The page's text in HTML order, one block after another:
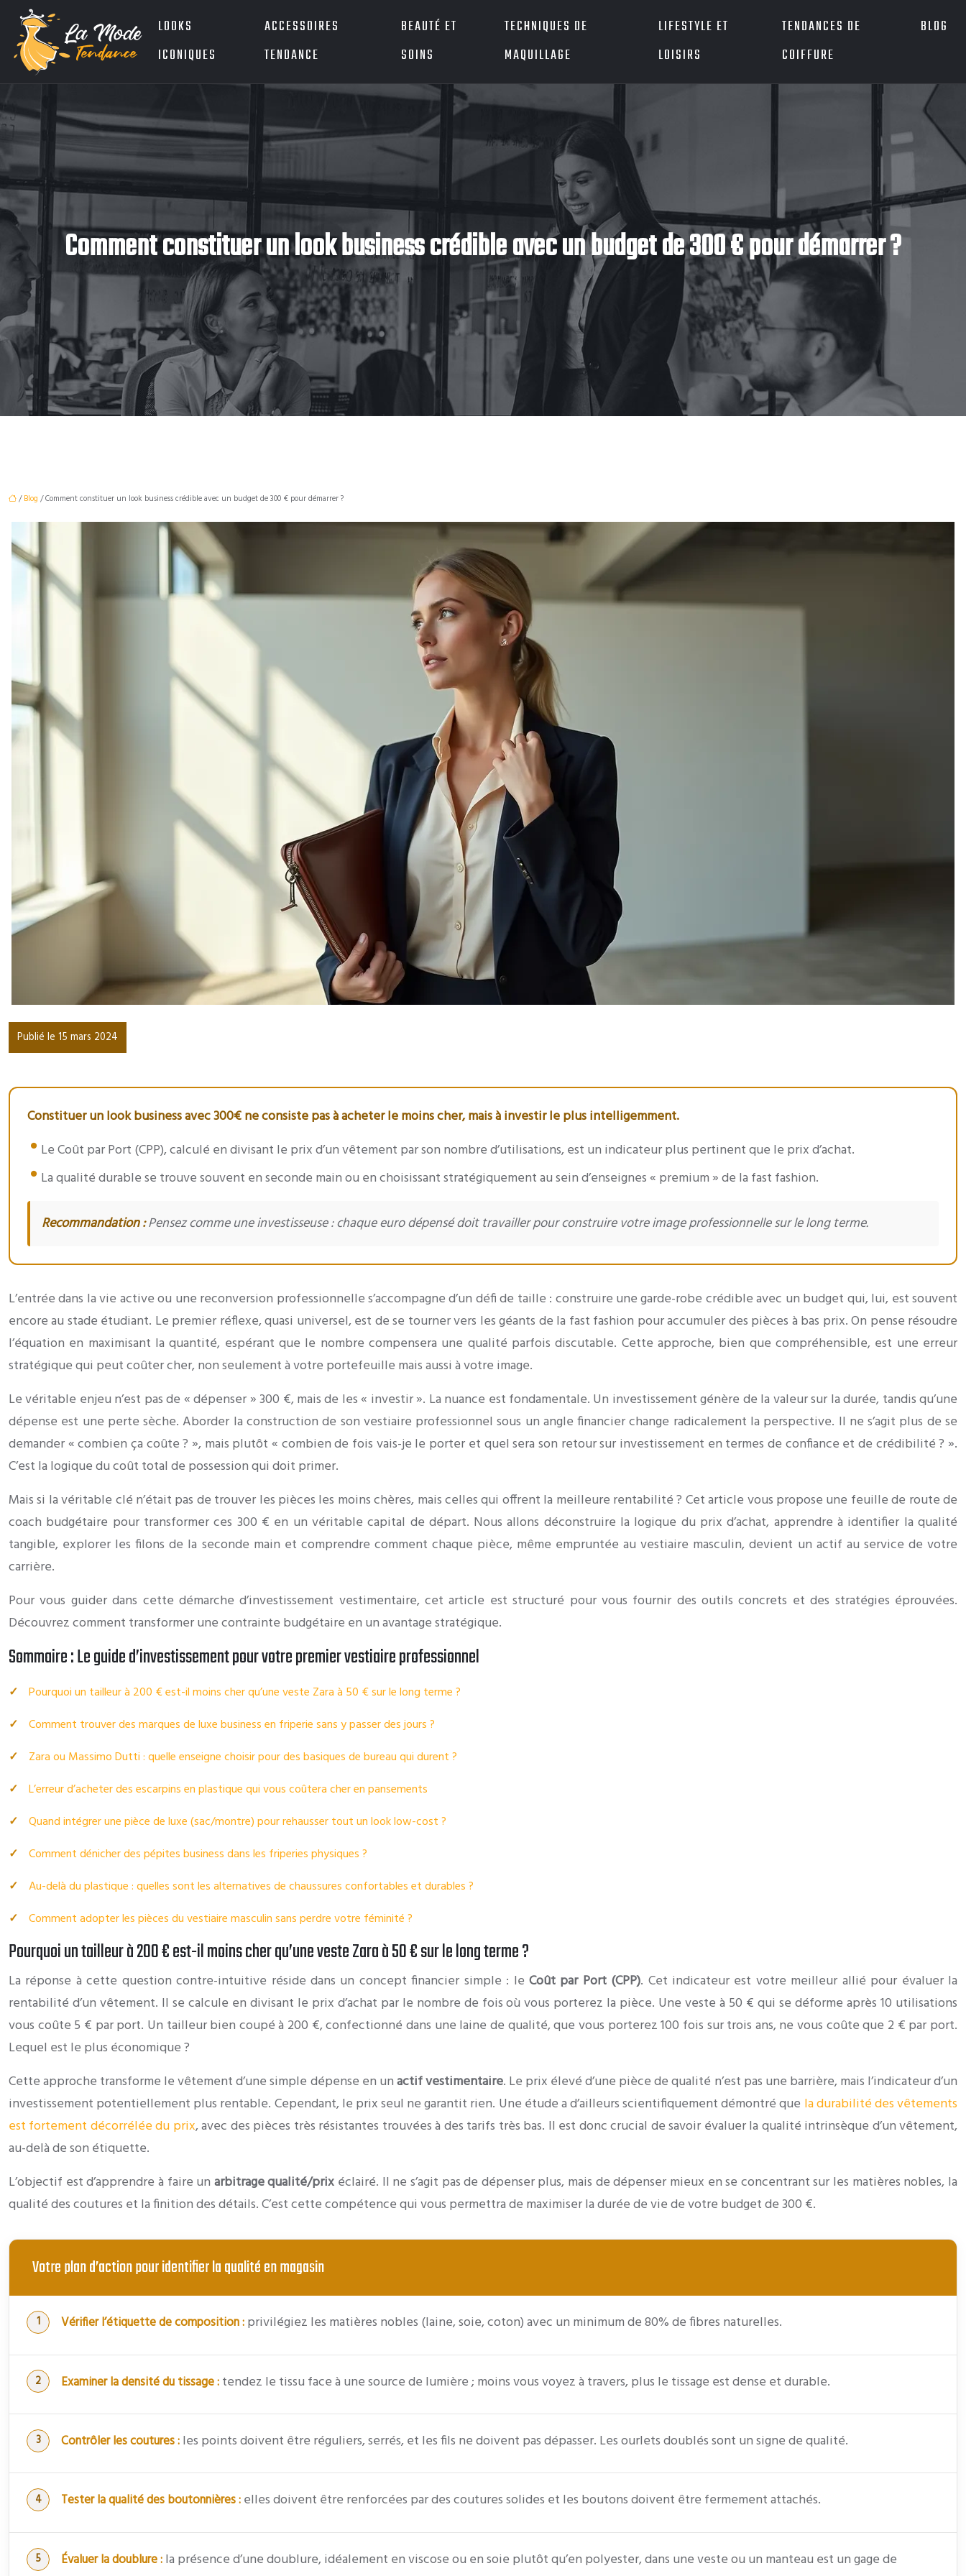
LOOKS
ICONIQUES
ACCESSOIRES
TENDANCE
BEAUTÉ ET
SOINS
TECHNIQUES DE
MAQUILLAGE
LIFESTYLE ET
LOISIRS
TENDANCES DE
COIFFURE
BLOG
Comment constituer un look business crédible avec un budget de 300 € pour démarrer ?
/Blog / Comment constituer un look business crédible avec un budget de 300 € pour démarrer ?
Publié le 15 mars 2024
Constituer un look business avec 300€ ne consiste pas à acheter le moins cher, mais à investir le plus intelligemment.
Le Coût par Port (CPP), calculé en divisant le prix d’un vêtement par son nombre d’utilisations, est un indicateur plus pertinent que le prix d’achat.
La qualité durable se trouve souvent en seconde main ou en choisissant stratégiquement au sein d’enseignes « premium » de la fast fashion.
Recommandation :Pensez comme une investisseuse : chaque euro dépensé doit travailler pour construire votre image professionnelle sur le long terme.
L’entrée dans la vie active ou une reconversion professionnelle s’accompagne d’un défi de taille : construire une garde-robe crédible avec un budget qui, lui, est souvent
encore au stade étudiant. Le premier réflexe, quasi universel, est de se tourner vers les géants de la fast fashion pour accumuler des pièces à bas prix. On pense résoudre
l’équation en maximisant la quantité, espérant que le nombre compensera une qualité parfois discutable. Cette approche, bien que compréhensible, est une erreur
stratégique qui peut coûter cher, non seulement à votre portefeuille mais aussi à votre image.
Le véritable enjeu n’est pas de « dépenser » 300 €, mais de les « investir ». La nuance est fondamentale. Un investissement génère de la valeur sur la durée, tandis qu’une
dépense est une perte sèche. Aborder la construction de son vestiaire professionnel sous un angle financier change radicalement la perspective. Il ne s’agit plus de se
demander « combien ça coûte ? », mais plutôt « combien de fois vais-je le porter et quel sera son retour sur investissement en termes de confiance et de crédibilité ? ».
C’est la logique du coût total de possession qui doit primer.
Mais si la véritable clé n’était pas de trouver les pièces les moins chères, mais celles qui offrent la meilleure rentabilité ? Cet article vous propose une feuille de route de
coach budgétaire pour transformer ces 300 € en un véritable capital de départ. Nous allons déconstruire la logique du prix d’achat, apprendre à identifier la qualité
tangible, explorer les filons de la seconde main et comprendre comment chaque pièce, même empruntée au vestiaire masculin, devient un actif au service de votre
carrière.
Pour vous guider dans cette démarche d’investissement vestimentaire, cet article est structuré pour vous fournir des outils concrets et des stratégies éprouvées.
Découvrez comment transformer une contrainte budgétaire en un avantage stratégique.
Sommaire : Le guide d’investissement pour votre premier vestiaire professionnel
Pourquoi un tailleur à 200 € est-il moins cher qu’une veste Zara à 50 € sur le long terme ?
Comment trouver des marques de luxe business en friperie sans y passer des jours ?
Zara ou Massimo Dutti : quelle enseigne choisir pour des basiques de bureau qui durent ?
L’erreur d’acheter des escarpins en plastique qui vous coûtera cher en pansements
Quand intégrer une pièce de luxe (sac/montre) pour rehausser tout un look low-cost ?
Comment dénicher des pépites business dans les friperies physiques ?
Au-delà du plastique : quelles sont les alternatives de chaussures confortables et durables ?
Comment adopter les pièces du vestiaire masculin sans perdre votre féminité ?
Pourquoi un tailleur à 200 € est-il moins cher qu’une veste Zara à 50 € sur le long terme ?
La réponse à cette question contre-intuitive réside dans un concept financier simple : le Coût par Port (CPP). Cet indicateur est votre meilleur allié pour évaluer la
rentabilité d’un vêtement. Il se calcule en divisant le prix d’achat par le nombre de fois où vous porterez la pièce. Une veste à 50 € qui se déforme après 10 utilisations
vous coûte 5 € par port. Un tailleur bien coupé à 200 €, confectionné dans une laine de qualité, que vous porterez 100 fois sur trois ans, ne vous coûte que 2 € par port.
Lequel est le plus économique ?
Cette approche transforme le vêtement d’une simple dépense en unactif vestimentaire. Le prix élevé d’une pièce de qualité n’est pas une barrière, mais l’indicateur d’un
investissement potentiellement plus rentable. Cependant, le prix seul ne garantit rien. Une étude a d’ailleurs scientifiquement démontré que la durabilité des vêtements
est fortement décorrélée du prix, avec des pièces très résistantes trouvées à des tarifs très bas. Il est donc crucial de savoir évaluer la qualité intrinsèque d’un vêtement,
au-delà de son étiquette.
L’objectif est d’apprendre à faire un arbitrage qualité/prix éclairé. Il ne s’agit pas de dépenser plus, mais de dépenser mieux en se concentrant sur les matières nobles, la
qualité des coutures et la finition des détails. C’est cette compétence qui vous permettra de maximiser la durée de vie de votre budget de 300 €.
Votre plan d’action pour identifier la qualité en magasin
Vérifier l’étiquette de composition :privilégiez les matières nobles (laine, soie, coton) avec un minimum de 80% de fibres naturelles.
Examiner la densité du tissage :tendez le tissu face à une source de lumière ; moins vous voyez à travers, plus le tissage est dense et durable.
Contrôler les coutures :les points doivent être réguliers, serrés, et les fils ne doivent pas dépasser. Les ourlets doublés sont un signe de qualité.
Tester la qualité des boutonnières :elles doivent être renforcées par des coutures solides et les boutons doivent être fermement attachés.
Évaluer la doublure :la présence d’une doublure, idéalement en viscose ou en soie plutôt qu’en polyester, dans une veste ou un manteau est un gage de